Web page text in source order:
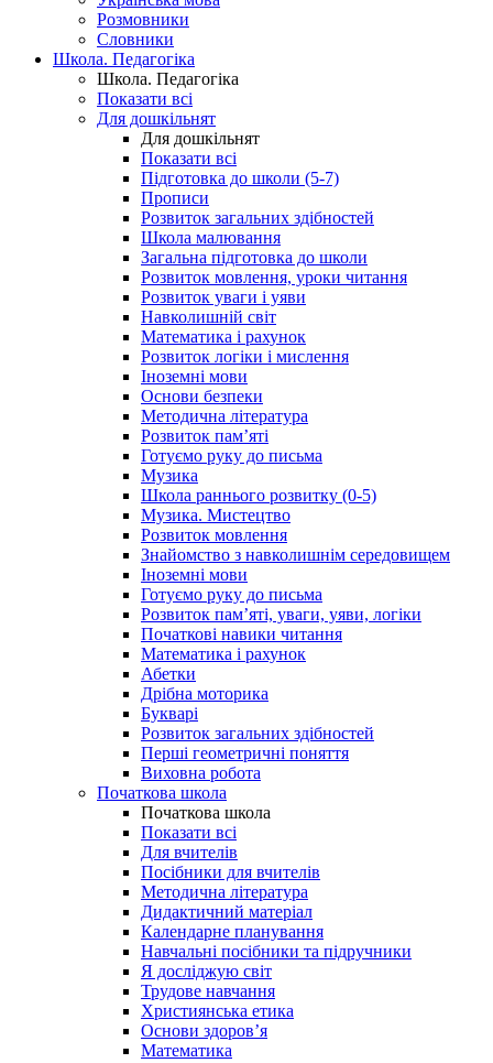
Розмовники
Словники
Школа. Педагогіка
Школа. Педагогіка
Показати всі
Для дошкільнят
Для дошкільнят
Показати всі
Підготовка до школи (5-7)
Прописи
Розвиток загальних здібностей
Школа малювання
Загальна підготовка до школи
Розвиток мовлення, уроки читання
Розвиток уваги і уяви
Навколишній світ
Математика і рахунок
Розвиток логіки і мислення
Іноземні мови
Основи безпеки
Методична література
Розвиток пам’яті
Готуємо руку до письма
Музика
Школа раннього розвитку (0-5)
Музика. Мистецтво
Розвиток мовлення
Знайомство з навколишнім середовищем
Іноземні мови
Готуємо руку до письма
Розвиток пам’яті, уваги, уяви, логіки
Початкові навики читання
Математика і рахунок
Абетки
Дрібна моторика
Букварі
Розвиток загальних здібностей
Перші геометричні поняття
Виховна робота
Початкова школа
Початкова школа
Показати всі
Для вчителів
Посібники для вчителів
Методична література
Дидактичний матеріал
Календарне планування
Навчальні посібники та підручники
Я досліджую світ
Трудове навчання
Християнська етика
Основи здоров’я
Математика